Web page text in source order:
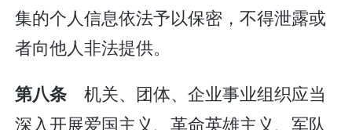
集的个人信息依法予以保密，不得泄露或
者向他人非法提供。
第八条 机关、团体、企业事业组织应当
深入开展爱国主义、革命英雄主义、军队